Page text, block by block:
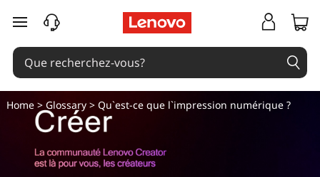
Q
u
e
passer au contenu principal
Home> Glossary> Qu`est-ce que l`impression numérique ?